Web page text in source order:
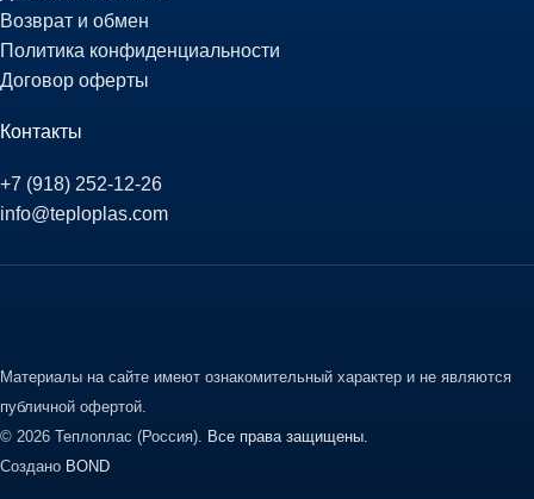
Возврат и обмен
Политика конфиденциальности
Договор оферты
Контакты
+7 (918) 252-12-26
info@teploplas.com
Материалы на сайте имеют ознакомительный характер и не являются
публичной офертой.
© 2026 Теплоплас (Россия). Все права защищены.
Создано BOND